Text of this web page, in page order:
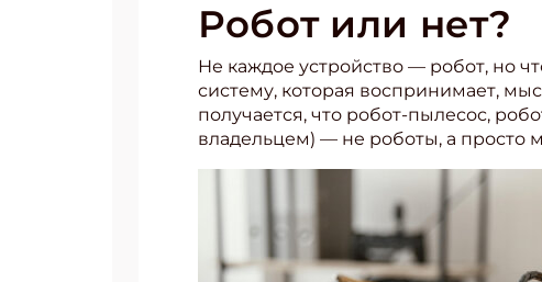
Робот или нет?
Не каждое устройство — робот, но
систему, которая воспринимает,
получается, что робот-пылесос,
владельцем) — не роботы, а просто